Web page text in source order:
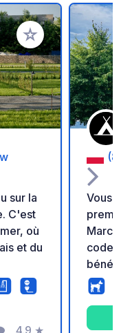
Ajouter à vos
sur la
où
et du
la
base
Vous
code